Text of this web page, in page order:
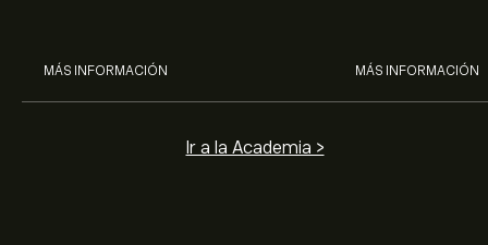
MÁS INFORMACIÓN MÁS INFORMACIÓN
Ir a la Academia >